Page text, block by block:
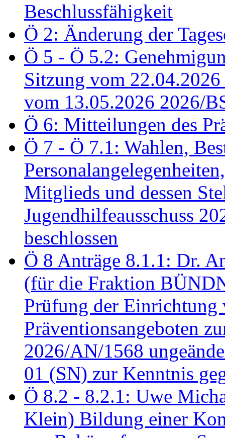
Beschlussfähigkeit
Ö 2: Änderung der
Ö 5 - Ö 5.2:
Sitzung vom
vom 13.05.2026 2026/
Ö 6: Mitteilungen des
Ö 7 - Ö 7.1: Wahlen,
Mitglieds und dessen
Jugendhilfeausschuss
beschlossen
Ö 8 Anträge 8.1.1: Dr.
(für die Fraktion
Prüfung der Einrichtung
Präventionsangeboten
2026/AN/1568
01 (SN) zur Kenntnis
Ö 8.2 - 8.2.1: Uwe
Klein) Bildung einer